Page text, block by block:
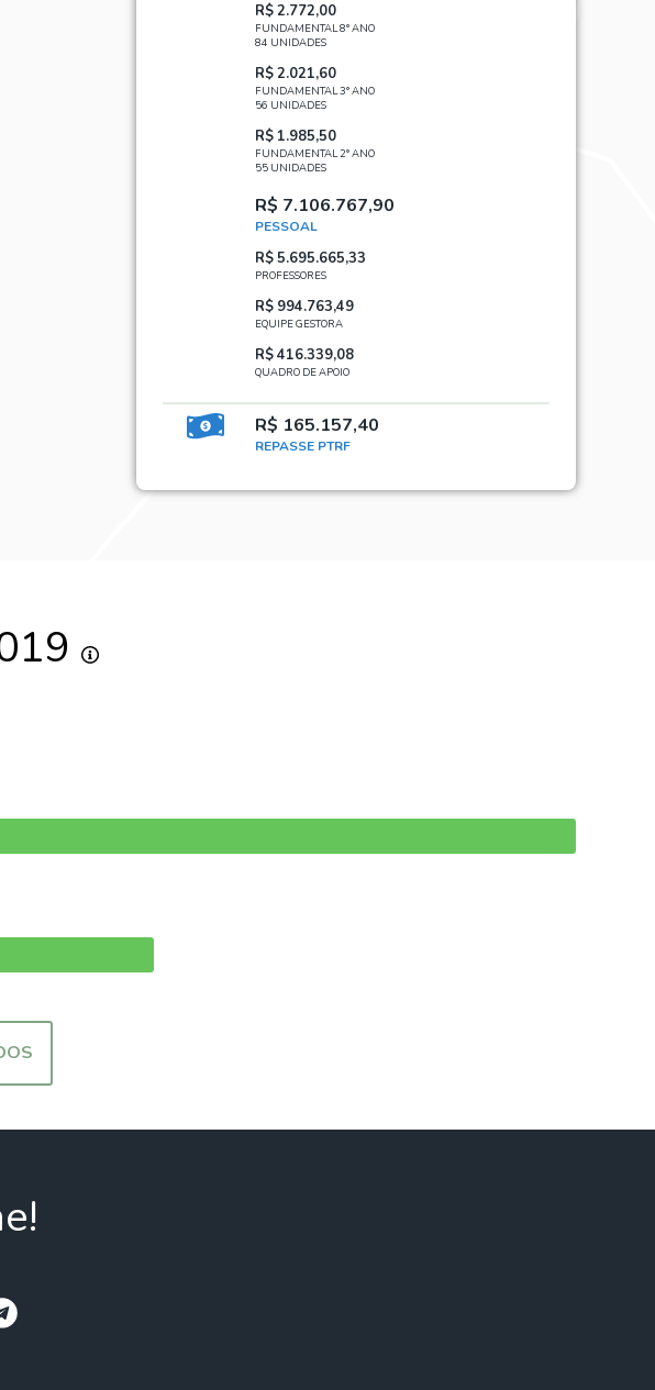
R$ 2.772,00
FUNDAMENTAL 8° ANO
84 UNIDADES
R$ 2.021,60
FUNDAMENTAL 3° ANO
56 UNIDADES
R$ 1.985,50
FUNDAMENTAL 2° ANO
55 UNIDADES
R$ 7.106.767,90
PESSOAL
R$ 5.695.665,33
PROFESSORES
R$ 994.763,49
EQUIPE GESTORA
R$ 416.339,08
QUADRO DE APOIO
R$ 165.157,40
REPASSE PTRF